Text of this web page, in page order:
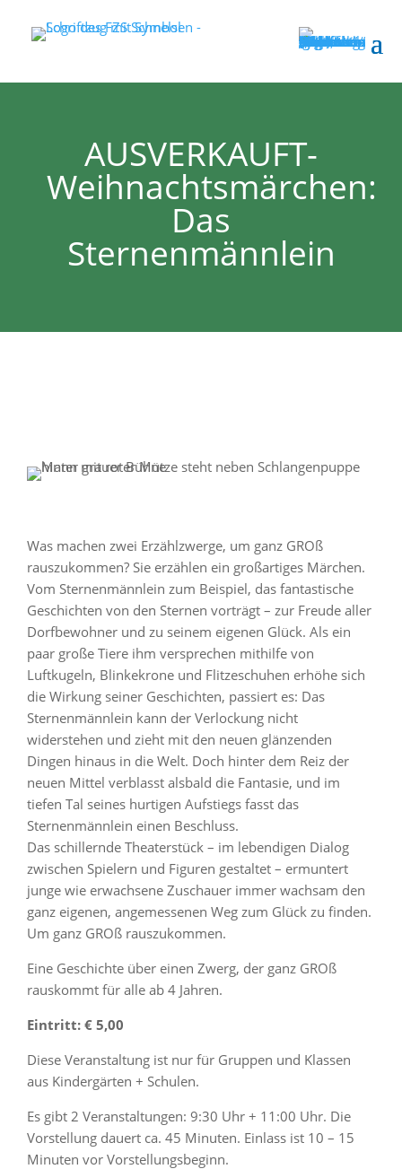
AUSVERKAUFT-
Weihnachtsmärchen:
Das
Sternenmännlein
Was machen zwei Erzählzwerge, um ganz GROß
rauszukommen? Sie erzählen ein großartiges Märchen.
Vom Sternenmännlein zum Beispiel, das fantastische
Geschichten von den Sternen vorträgt – zur Freude aller
Dorfbewohner und zu seinem eigenen Glück. Als ein
paar große Tiere ihm versprechen mithilfe von
Luftkugeln, Blinkekrone und Flitzeschuhen erhöhe sich
die Wirkung seiner Geschichten, passiert es: Das
Sternenmännlein kann der Verlockung nicht
widerstehen und zieht mit den neuen glänzenden
Dingen hinaus in die Welt. Doch hinter dem Reiz der
neuen Mittel verblasst alsbald die Fantasie, und im
tiefen Tal seines hurtigen Aufstiegs fasst das
Sternenmännlein einen Beschluss.
Das schillernde Theaterstück – im lebendigen Dialog
zwischen Spielern und Figuren gestaltet – ermuntert
junge wie erwachsene Zuschauer immer wachsam den
ganz eigenen, angemessenen Weg zum Glück zu finden.
Um ganz GROß rauszukommen.
Eine Geschichte über einen Zwerg, der ganz GROß
rauskommt für alle ab 4 Jahren.
Eintritt: € 5,00
Diese Veranstaltung ist nur für Gruppen und Klassen
aus Kindergärten + Schulen.
Es gibt 2 Veranstaltungen: 9:30 Uhr + 11:00 Uhr. Die
Vorstellung dauert ca. 45 Minuten. Einlass ist 10 – 15
Minuten vor Vorstellungsbeginn.